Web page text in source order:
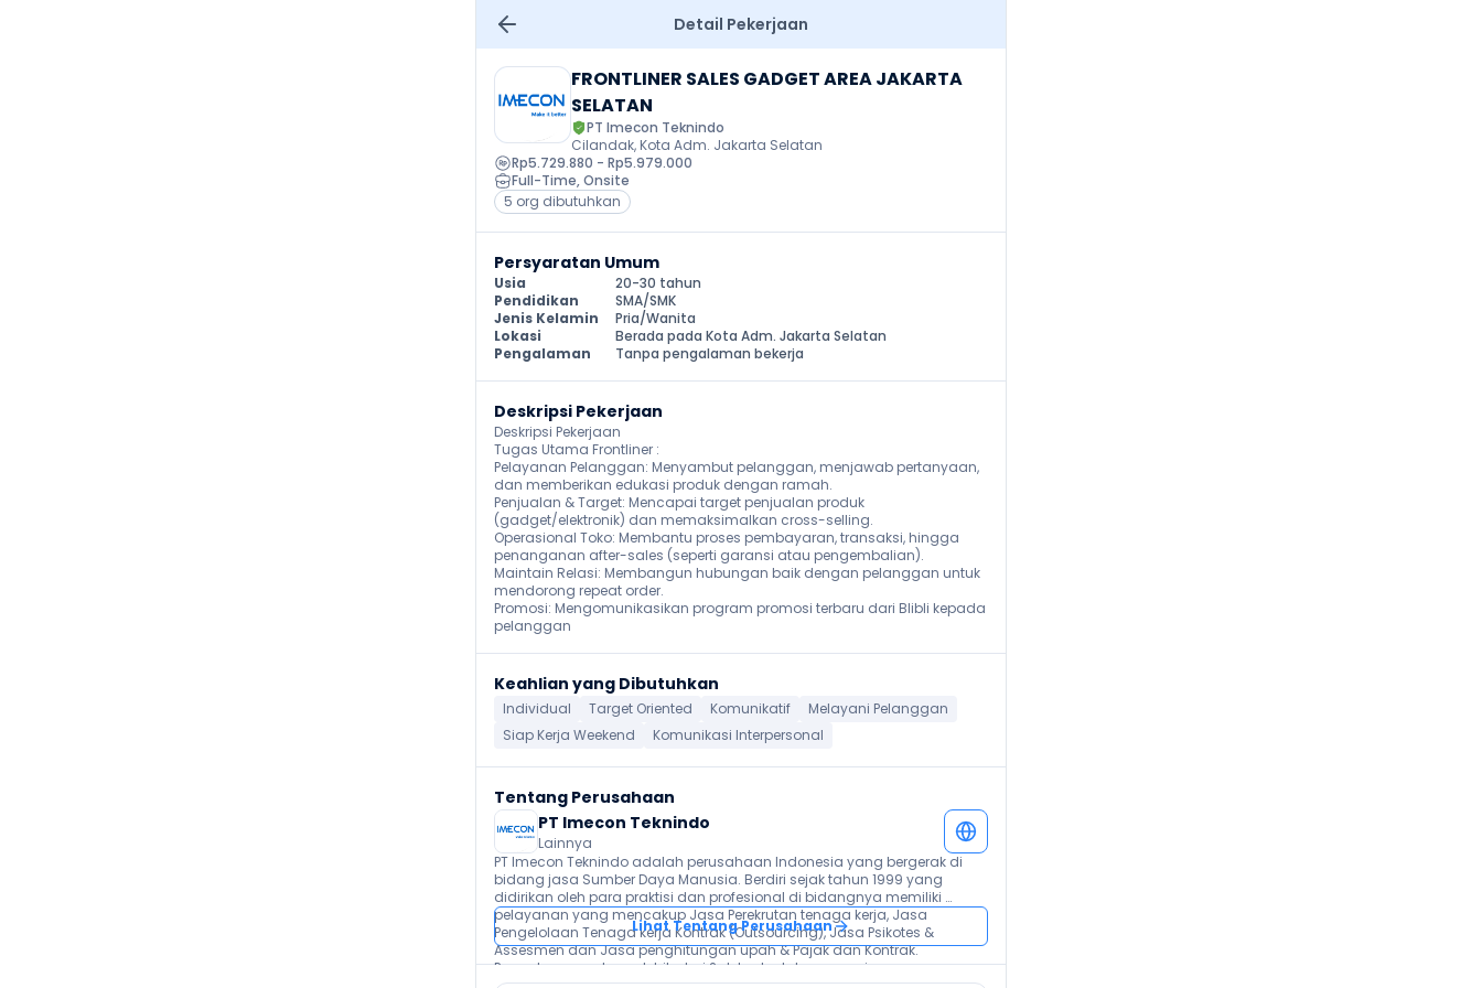
Detail Pekerjaan
FRONTLINER SALES GADGET AREA JAKARTA
SELATAN
PT Imecon Teknindo
Cilandak, Kota Adm. Jakarta Selatan
Rp5.729.880 - Rp5.979.000
Full-Time, Onsite
5 org dibutuhkan
Persyaratan Umum
Usia
20-30 tahun
Pendidikan
SMA/SMK
Jenis Kelamin
Pria/Wanita
Lokasi
Berada pada Kota Adm. Jakarta Selatan
Pengalaman
Tanpa pengalaman bekerja
Deskripsi Pekerjaan
Deskripsi Pekerjaan
Tugas Utama Frontliner :
Pelayanan Pelanggan: Menyambut pelanggan, menjawab pertanyaan,
dan memberikan edukasi produk dengan ramah.
Penjualan & Target: Mencapai target penjualan produk
(gadget/elektronik) dan memaksimalkan cross-selling.
Operasional Toko: Membantu proses pembayaran, transaksi, hingga
penanganan after-sales (seperti garansi atau pengembalian).
Maintain Relasi: Membangun hubungan baik dengan pelanggan untuk
mendorong repeat order.
Promosi: Mengomunikasikan program promosi terbaru dari Blibli kepada
pelanggan
Keahlian yang Dibutuhkan
Individual Target Oriented Komunikatif
Melayani Pelanggan
Siap Kerja Weekend
Komunikasi Interpersonal
Tentang Perusahaan
PT Imecon Teknindo
Lainnya
PT Imecon Teknindo adalah perusahaan Indonesia yang bergerak di
bidang jasa Sumber Daya Manusia. Berdiri sejak tahun 1999 yang
didirikan oleh para praktisi dan profesional di bidangnya memiliki
pelayanan yang mencakup Jasa Perekrutan tenaga kerja, Jasa
Pengelolaan Tenaga kerja Kontrak (Outsourcing), Jasa Psikotes &
Assesmen dan Jasa penghitungan upah & Pajak dan Kontrak.
Pengalaman selama lebih dari 2 dekade dalam persaingan yang
Lihat Tentang Perusahaan